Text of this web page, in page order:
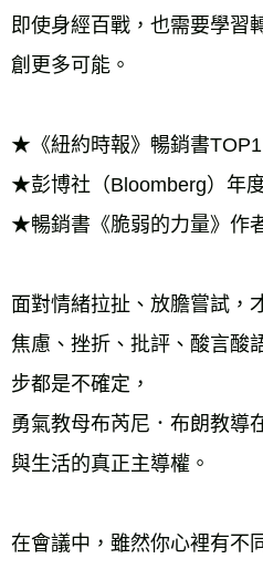
即使身經百戰，也需要學習
創更多可能。
★《紐約時報》暢銷書TOP1
★彭博社（Bloomberg）年
★暢銷書《脆弱的力量》作
面對情緒拉扯、放膽嘗試，
焦慮、挫折、批評、酸言酸
步都是不確定，
勇氣教母布芮尼．布朗教導
與生活的真正主導權。
在會議中，雖然你心裡有不